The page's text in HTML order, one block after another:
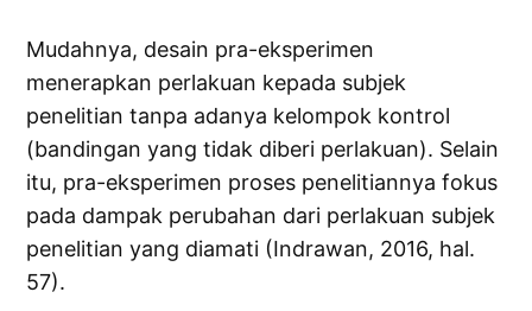
Mudahnya, desain pra-eksperimen
menerapkan perlakuan kepada subjek
penelitian tanpa adanya kelompok kontrol
(bandingan yang tidak diberi perlakuan). Selain
itu, pra-eksperimen proses penelitiannya fokus
pada dampak perubahan dari perlakuan subjek
penelitian yang diamati (Indrawan, 2016, hal.
57).